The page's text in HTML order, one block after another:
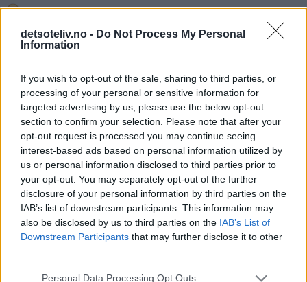
detsoteliv.no - Do Not Process My Personal
Information
If you wish to opt-out of the sale, sharing to third parties, or
processing of your personal or sensitive information for
targeted advertising by us, please use the below opt-out
section to confirm your selection. Please note that after your
opt-out request is processed you may continue seeing
interest-based ads based on personal information utilized by
us or personal information disclosed to third parties prior to
your opt-out. You may separately opt-out of the further
disclosure of your personal information by third parties on the
IAB’s list of downstream participants. This information may
also be disclosed by us to third parties on the IAB’s List of
Downstream Participants that may further disclose it to other
Personal Data Processing Opt Outs
Gi kroppen masse antioksidanter og møt sommeren full av
energi!
♥♥♥